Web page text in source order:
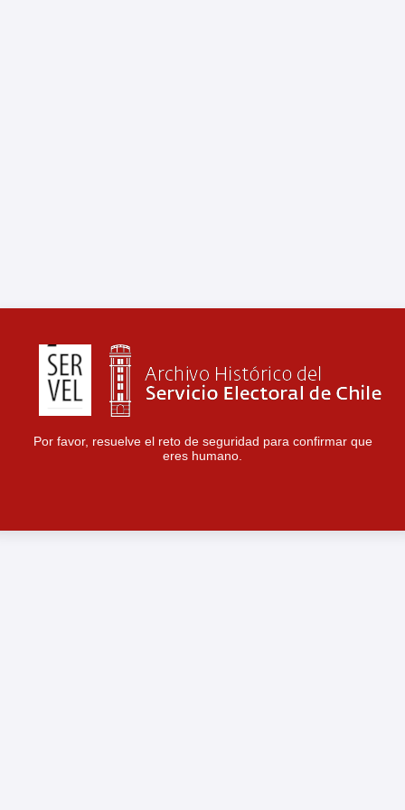
Por favor, resuelve el reto de seguridad para confirmar que
eres humano.